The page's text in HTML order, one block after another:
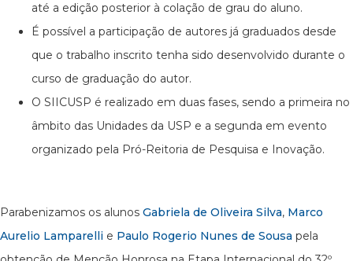
até a edição posterior à colação de grau do aluno.
É possível a participação de autores já graduados desde
que o trabalho inscrito tenha sido desenvolvido durante o
curso de graduação do autor.
O SIICUSP é realizado em duas fases, sendo a primeira no
âmbito das Unidades da USP e a segunda em evento
organizado pela Pró-Reitoria de Pesquisa e Inovação.
Parabenizamos os alunos Gabriela de Oliveira Silva, Marco
Aurelio Lamparelli e Paulo Rogerio Nunes de Sousa pela